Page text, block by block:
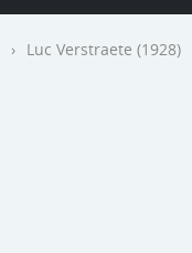
› Luc Verstraete (1928)